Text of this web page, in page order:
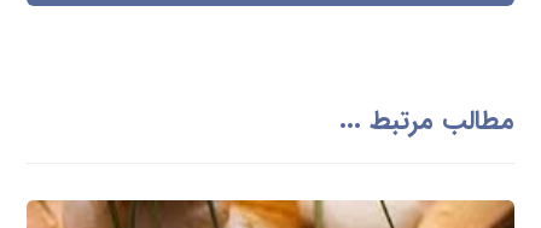
مطالب مرتبط ...